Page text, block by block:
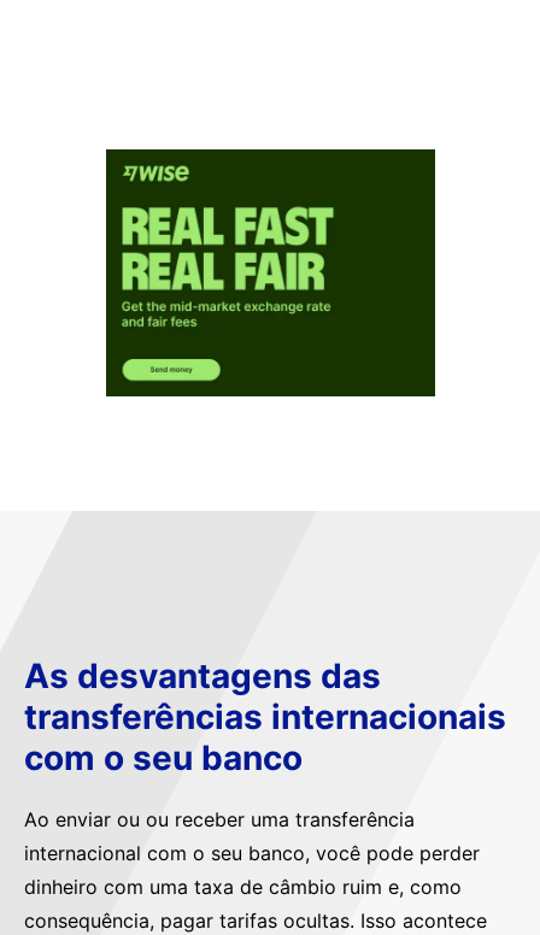
As desvantagens das
transferências internacionais
com o seu banco
Ao enviar ou ou receber uma transferência
internacional com o seu banco, você pode perder
dinheiro com uma taxa de câmbio ruim e, como
consequência, pagar tarifas ocultas. Isso acontece